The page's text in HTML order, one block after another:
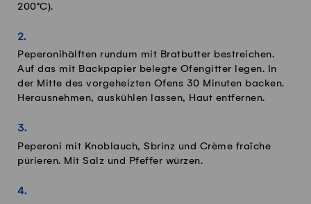
200°C).
Peperonihälften rundum mit Bratbutter bestreichen.
Auf das mit Backpapier belegte Ofengitter legen. In
der Mitte des vorgeheizten Ofens 30 Minuten backen.
Herausnehmen, auskühlen lassen, Haut entfernen.
Peperoni mit Knoblauch, Sbrinz und Crème fraîche
pürieren. Mit Salz und Pfeffer würzen.